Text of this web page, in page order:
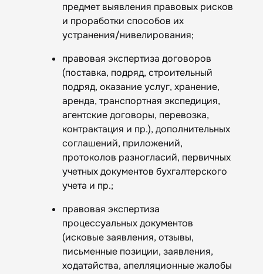
предмет выявления правовых рисков
и проработки способов их
устранения/нивелирования;
правовая экспертиза договоров
(поставка, подряд, строительный
подряд, оказание услуг, хранение,
аренда, транспортная экспедиция,
агентские договоры, перевозка,
контрактация и пр.), дополнительных
соглашений, приложений,
протоколов разногласий, первичных
учетных документов бухгалтерского
учета и пр.;
правовая экспертиза
процессуальных документов
(исковые заявления, отзывы,
письменные позиции, заявления,
ходатайства, апелляционные жалобы